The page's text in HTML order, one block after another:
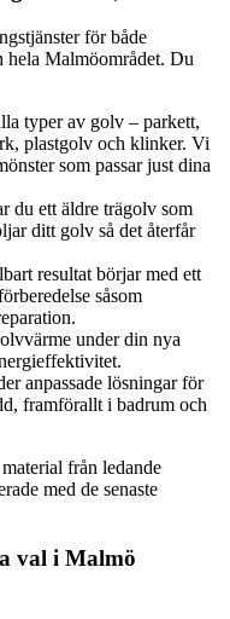
för både
hela Malmöområdet. Du
typer av golv – parkett,
plastgolv och klinker. Vi
som passar just dina
ett äldre trägolv som
ditt golv så det återfår
resultat börjar med ett
såsom
under din nya
anpassade lösningar för
framförallt i badrum och
från ledande
med de senaste
val i Malmö